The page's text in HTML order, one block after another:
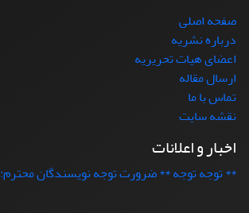
صفحه اصلی
درباره نشریه
اعضای هیات تحریریه
ارسال مقاله
تماس با ما
نقشه سایت
اخبار و اعلانات
** توجه توجه ** ضرورت توجه نویسندگان محترم: